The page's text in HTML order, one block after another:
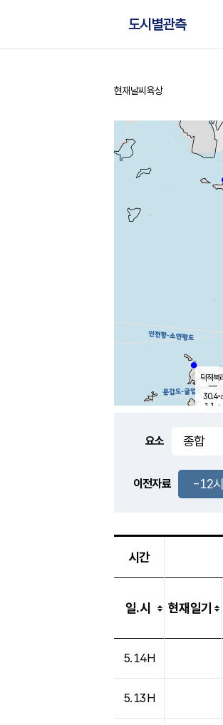
도시별관측
홈
현재날씨 육상
-
덕적북
30.4℃
1.1 m/s
요소
이전자료 -12
시간
일.시 현재일기
5.14H
5.13H